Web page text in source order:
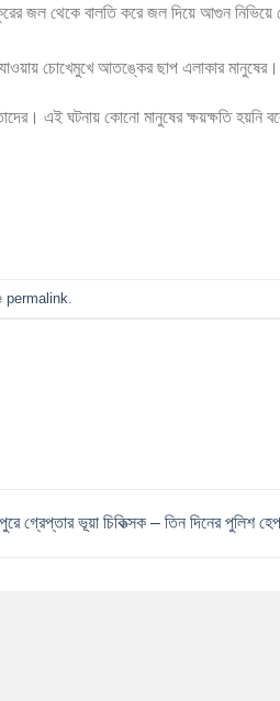
জল থেকে বালতি করে জল দিয়ে আগুন নিভিয়ে
চোখেমুখে আতঙ্কের ছাপ এলাকার মানুষের।
এই ঘটনায় কোনো মানুষের ক্ষয়ক্ষতি হয়নি
permalink
গ্রেপ্তার ভূয়া চিকিত্সক – তিন দিনের পুলিশ